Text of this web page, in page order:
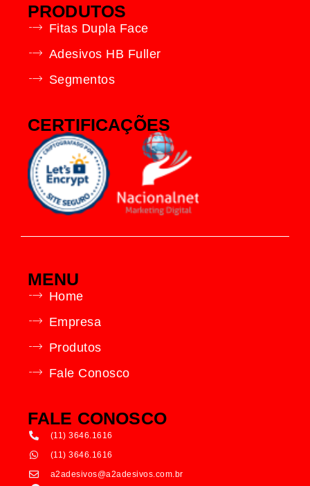
PRODUTOS
Fitas Dupla Face
Adesivos HB Fuller
Segmentos
CERTIFICAÇÕES
MENU
Home
Empresa
Produtos
Fale Conosco
FALE CONOSCO
(11) 3646.1616
(11) 3646.1616
a2adesivos@a2adesivos.com.br